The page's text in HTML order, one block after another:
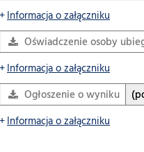
Informacja o załączniku
Oświadczenie osoby
Informacja o załączniku
Ogłoszenie o wyniku
Informacja o załączniku